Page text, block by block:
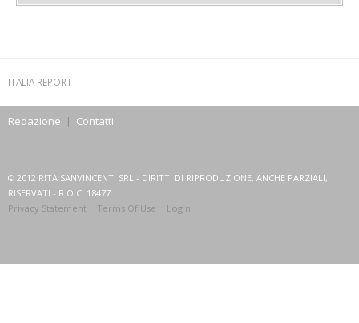
ITALIA REPORT
Redazione | Contatti
© 2012 RITA SANVINCENTI SRL - DIRITTI DI RIPRODUZIONE, ANCHE PARZIALI,
RISERVATI - R.O.C. 18477
Privacy Statement
Terms Of Use Login